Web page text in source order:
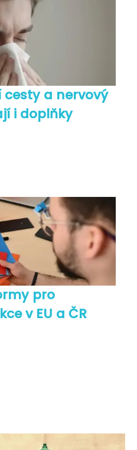
cesty a nervový
i doplňky
pro
v EU a ČR